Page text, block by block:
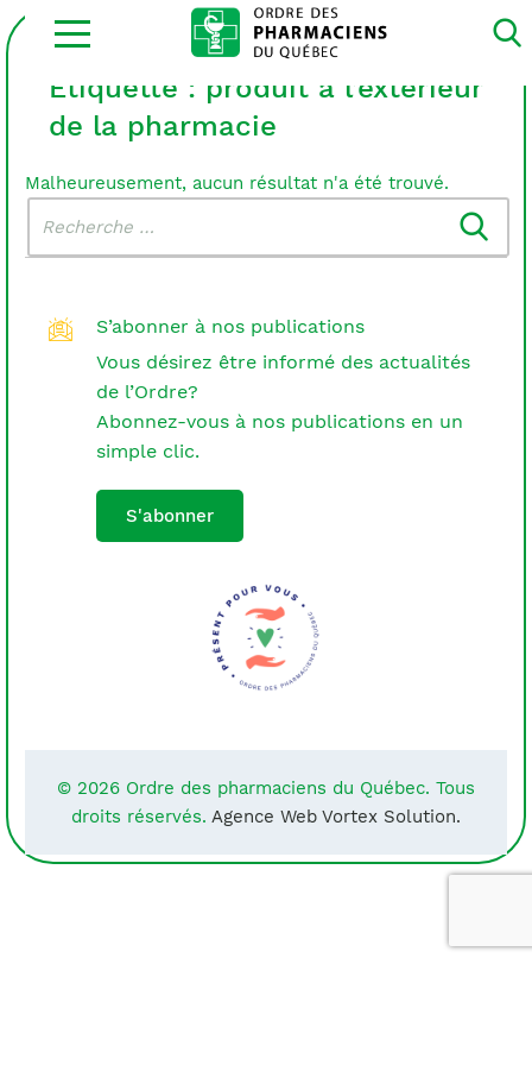
Ouvrir
la
site
Étiquette : produit à l’extérieur
de la pharmacie
Malheureusement, aucun résultat n'a été trouvé.
dans
le
S’abonner à nos publications
Vous désirez être informé des actualités
de l’Ordre?
Abonnez-vous à nos publications en un
simple clic.
S'abonner
© 2026 Ordre des pharmaciens du Québec. Tous
droits réservés. Agence Web Vortex Solution.